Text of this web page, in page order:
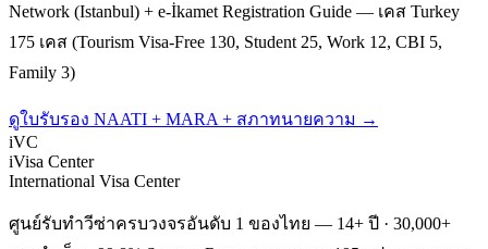
Network (Istanbul) + e-İkamet Registration Guide — เคส Turkey
175 เคส (Tourism Visa-Free 130, Student 25, Work 12, CBI 5,
Family 3)
ดูใบรับรอง NAATI + MARA + สภาทนายความ →
iVC
iVisa Center
International Visa Center
ศูนย์รับทำวีซ่าครบวงจรอันดับ 1 ของไทย — 14+ ปี · 30,000+